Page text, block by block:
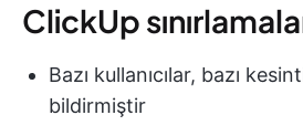
ClickUp
Bazı kullanıcılar, bazı
bildirmiştir